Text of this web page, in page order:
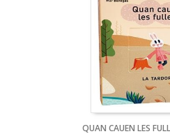
QUAN CAUEN LES